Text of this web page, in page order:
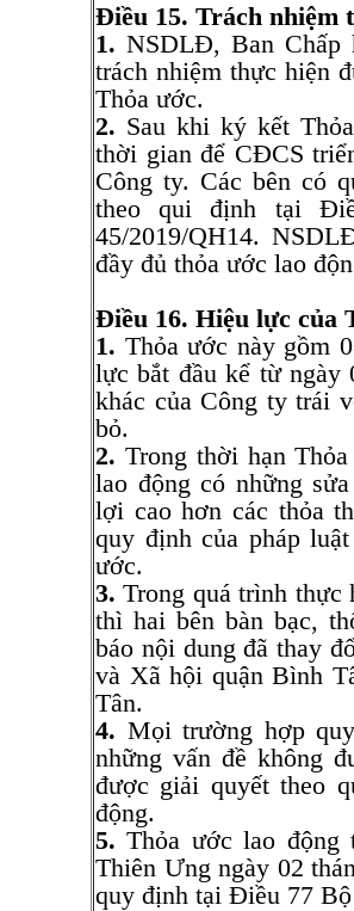
Điều 15. Trách nhiệm
1. NSDLĐ, Ban
trách nhiệm thực hiện
Thỏa ước.
2. Sau khi ký kết
thời gian để CĐCS
Công ty. Các bên có
theo qui định tại
45/2019/QH14.
đầy đủ thỏa ước lao
Điều 16. Hiệu lực của
1. Thỏa ước này gồm
lực bắt đầu kể từ ngày
khác của Công ty trái
bỏ.
2. Trong thời hạn
lao động có những
lợi cao hơn các thỏa
quy định của pháp
ước.
3. Trong quá trình thực
thì hai bên bàn bạc,
báo nội dung đã thay
và Xã hội quận Bình
Tân.
4. Mọi trường hợp
những vấn đề không
được giải quyết theo
động.
5. Thỏa ước lao
Thiên Ưng ngày 02
quy định tại Điều 77